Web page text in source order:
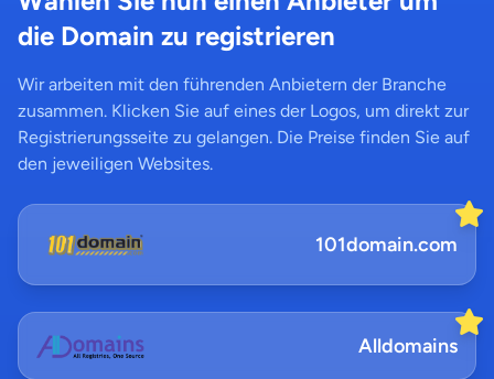
die Domain zu registrieren
Wir arbeiten mit den führenden Anbietern der Branche
zusammen. Klicken Sie auf eines der Logos, um direkt zur
Registrierungsseite zu gelangen. Die Preise finden Sie auf
den jeweiligen Websites.
101domain.com
Alldomains